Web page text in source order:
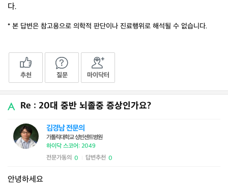
다.
* 본 답변은 참고용으로 의학적 판단이나 진료행위로 해석될 수 없습니다.
추천 질문 마이닥터
Re : 20대 중반 뇌졸중 증상인가요?
김경남 전문의
가톨릭대학교 성빈센트병원
하이닥 스코어: 2049
전문가동의 0 답변추천 0
안녕하세요